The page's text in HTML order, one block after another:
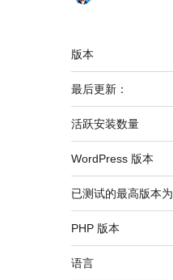
额
外
信
息
版本
最后更新：
活跃安装数量
WordPress 版本
已测试的最高版本为
PHP 版本
语言